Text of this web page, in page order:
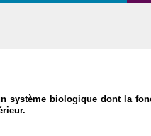
système biologique dont la